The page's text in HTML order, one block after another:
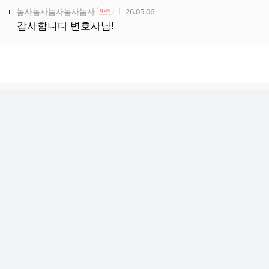
작성자
놈사놈사놈사놈사놈사작성자 본인 여부
작성자 작성시간
26.05.06
감사합니다 변호사님!